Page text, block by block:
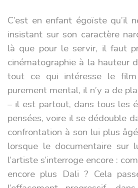
C’est en enfant égoïste qu’il
insistant sur son caractère
là que pour le servir, il faut
cinématographie à la hauteur
tout ce qui intéresse le
purement mental, il n’y a de
– il est partout, dans tous les
pensées, voire il se dédouble
confrontation à son lui plus
lorsque le documentaire sur
l’artiste s’interroge encore :
encore plus Dali ? Cela